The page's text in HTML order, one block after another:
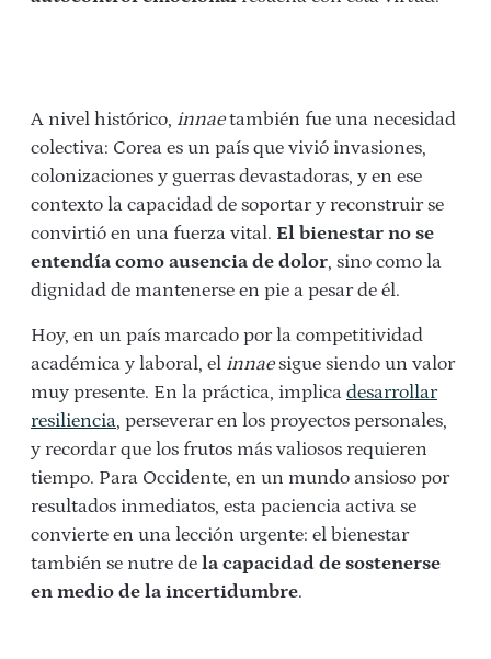
A nivel histórico, innaetambién fue una necesidad
colectiva: Corea es un país que vivió invasiones,
colonizaciones y guerras devastadoras, y en ese
contexto la capacidad de soportar y reconstruir se
convirtió en una fuerza vital. El bienestar no se
entendía como ausencia de dolor, sino como la
dignidad de mantenerse en pie a pesar de él.
Hoy, en un país marcado por la competitividad
académica y laboral, el innaesigue siendo un valor
muy presente. En la práctica, implica desarrollar
resiliencia, perseverar en los proyectos personales,
y recordar que los frutos más valiosos requieren
tiempo. Para Occidente, en un mundo ansioso por
resultados inmediatos, esta paciencia activa se
convierte en una lección urgente: el bienestar
también se nutre de la capacidad de sostenerse
en medio de la incertidumbre.